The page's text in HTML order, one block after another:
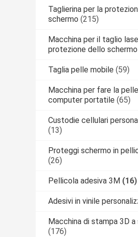
Taglierina per la
schermo (215)
Macchina per il taglio
protezione dello schermo
Taglia pelle mobile (59)
Macchina per fare la
computer portatile (65)
Custodie cellulari
(13)
Proteggi schermo in
(26)
Pellicola adesiva 3M (16)
Adesivi in ​​vinile
Macchina di stampa 3D a
(176)